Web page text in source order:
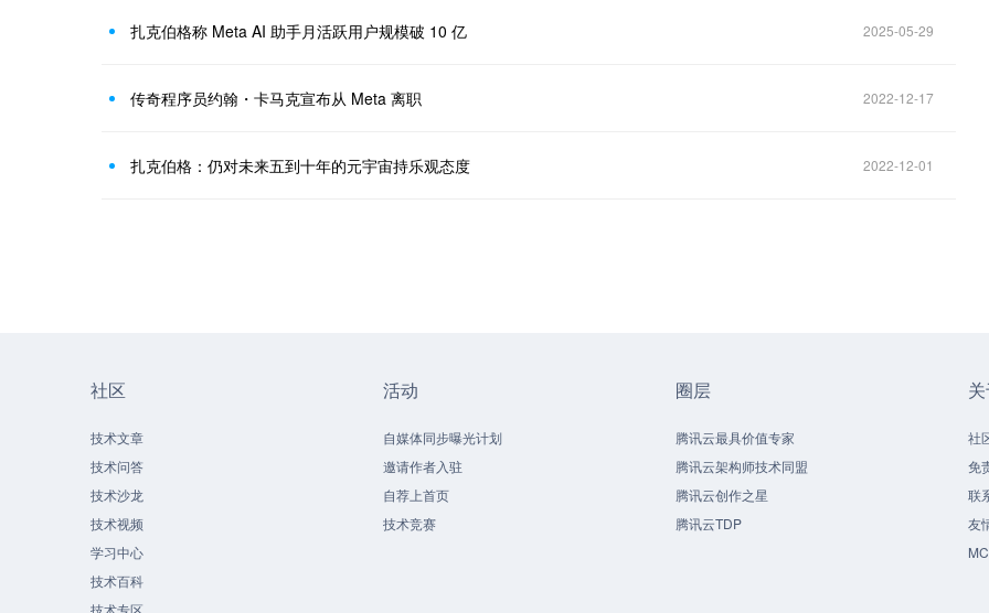
扎克伯格称 Meta AI 助手月活跃用户规模破 10 亿 2025-05-29
传奇程序员约翰・卡马克宣布从 Meta 离职 2022-12-17
扎克伯格：仍对未来五到十年的元宇宙持乐观态度 2022-12-01
社区
技术文章
技术问答
技术沙龙
技术视频
学习中心
技术百科
技术专区
活动
自媒体同步曝光计划
邀请作者入驻
自荐上首页
技术竞赛
圈层
腾讯云最具价值专家
腾讯云架构师技术同盟
腾讯云创作之星
腾讯云TDP
社
免
联
友